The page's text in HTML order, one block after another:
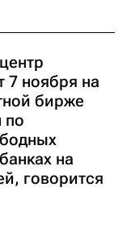
7 ноября на
бирже
по
на
говорится